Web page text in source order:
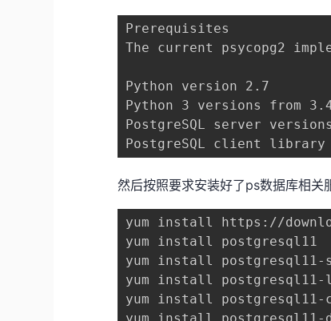
Prerequisites
The current psycopg2
Python version 2.7
Python 3 versions from
PostgreSQL server
PostgreSQL client library
然后按照要求安装好了ps数据库相关
yum install https://
yum install postgresql11
yum install postgresql11-
yum install
yum install